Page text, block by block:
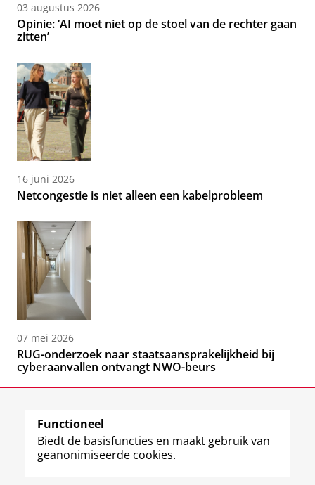
03 augustus 2026
Opinie: ‘AI moet niet op de stoel van de rechter gaan
zitten’
16 juni 2026
Netcongestie is niet alleen een kabelprobleem
07 mei 2026
RUG-onderzoek naar staatsaansprakelijkheid bij
cyberaanvallen ontvangt NWO-beurs
Volg de RUG F L R I Y
Functioneel
Biedt de basisfuncties en maakt gebruik van
geanonimiseerde cookies.